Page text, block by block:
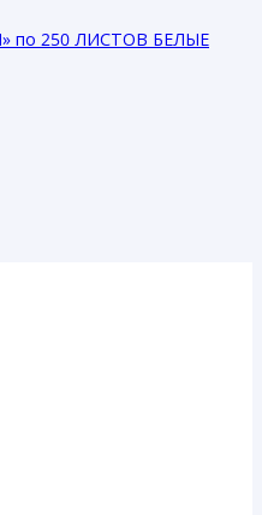
по 250 ЛИСТОВ БЕЛЫЕ